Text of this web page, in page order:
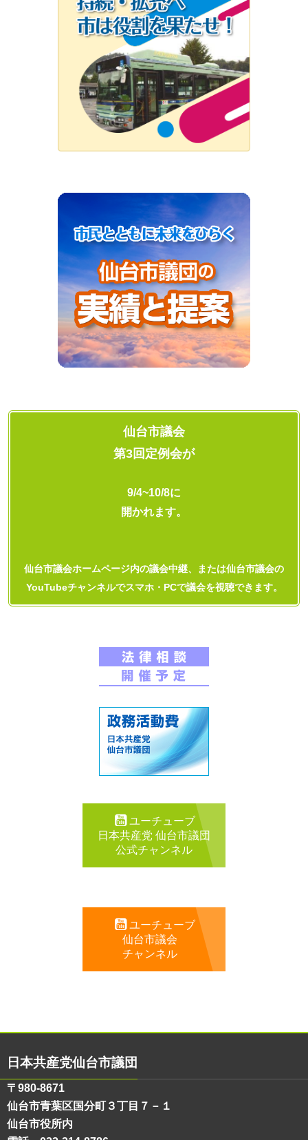
仙台市議会
第3回定例会が
9/4~10/8に
開かれます。
仙台市議会ホームページ内の議会中継、または仙台市議会の
YouTubeチャンネルでスマホ・PCで議会を視聴できます。
ユーチューブ
日本共産党 仙台市議団
公式チャンネル
ユーチューブ
仙台市議会
チャンネル
日本共産党仙台市議団
〒980-8671
仙台市青葉区国分町３丁目７－１
仙台市役所内